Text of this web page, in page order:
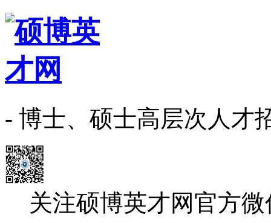
- 博士、硕士高层次人才
关注硕博英才网官方